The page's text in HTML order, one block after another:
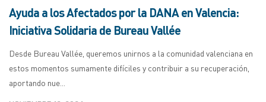
Ayuda a los Afectados por la DANA en Valencia:
Iniciativa Solidaria de Bureau Vallée
Desde Bureau Vallée, queremos unirnos a la comunidad valenciana en
estos momentos sumamente difíciles y contribuir a su recuperación,
aportando nue...